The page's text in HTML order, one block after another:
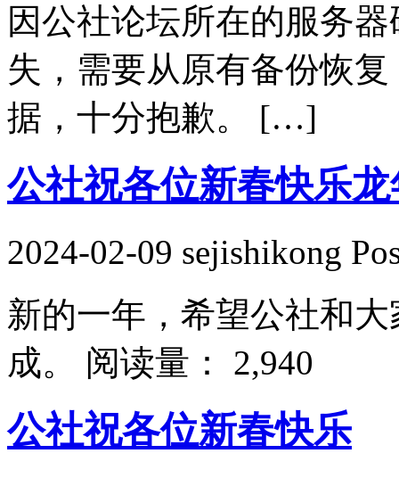
因公社论坛所在的服务
失，需要从原有备份恢
据，十分抱歉。 […]
公社祝各位新春快乐
2024-02-09 sejishikong
新的一年，希望公社和
成。 阅读量： 2,940
公社祝各位新春快乐